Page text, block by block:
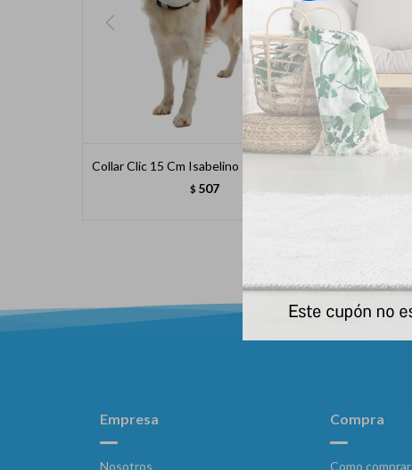
Collar Clic 15 Cm Isabelino Transparente
$ 507
Empresa
Nosotros
Compra
Como comprar